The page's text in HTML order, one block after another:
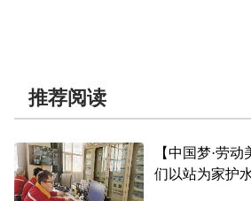
推荐阅读
【中国梦·劳
们以站为家护